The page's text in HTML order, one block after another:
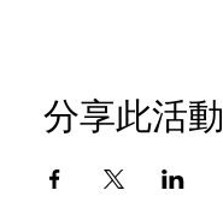
分享此活動